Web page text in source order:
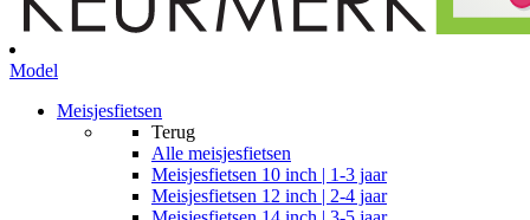
Model
Meisjesfietsen
Terug
Alle meisjesfietsen
Meisjesfietsen 10 inch | 1-3 jaar
Meisjesfietsen 12 inch | 2-4 jaar